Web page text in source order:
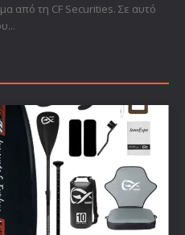
από τη CF Securities. Σε αυτό